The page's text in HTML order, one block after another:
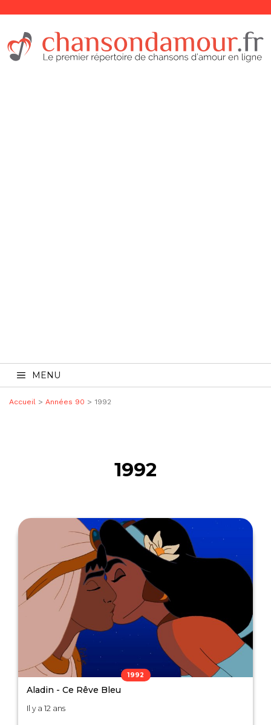
MENU
Accueil > Années 90 > 1992
1992
1992
Aladin - Ce Rêve Bleu
Il y a 12 ans